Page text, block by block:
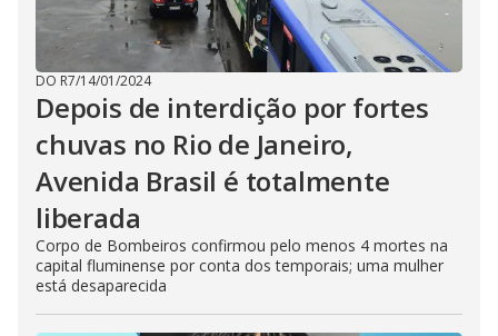
DO R7/14/01/2024
Depois de interdição por fortes
chuvas no Rio de Janeiro,
Avenida Brasil é totalmente
liberada
Corpo de Bombeiros confirmou pelo menos 4 mortes na
capital fluminense por conta dos temporais; uma mulher
está desaparecida